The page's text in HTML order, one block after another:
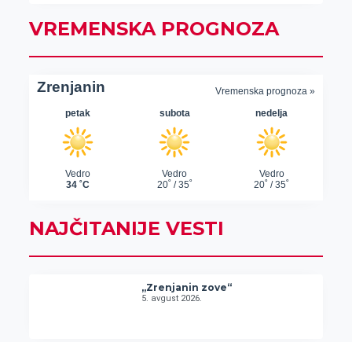
VREMENSKA PROGNOZA
NAJČITANIJE VESTI
„Zrenjanin zove“
5. avgust 2026.